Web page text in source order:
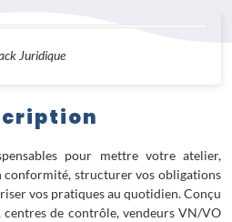
Juridique
pour mettre votre atelier,
conformité, structurer vos obligations
vos pratiques au quotidien. Conçu
centres de contrôle, vendeurs VN/VO